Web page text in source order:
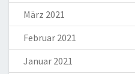
März 2021
Februar 2021
Januar 2021